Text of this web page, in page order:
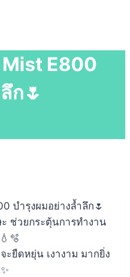
Mist E800
ก🌷
บำรุงผมอย่างล้ำลึก🌷
ช่วยกระตุ้นการทำงาน
ะยืดหยุ่น เงางาม มากยิ่ง